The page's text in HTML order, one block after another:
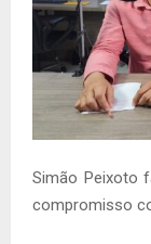
Simão Peixoto
compromisso